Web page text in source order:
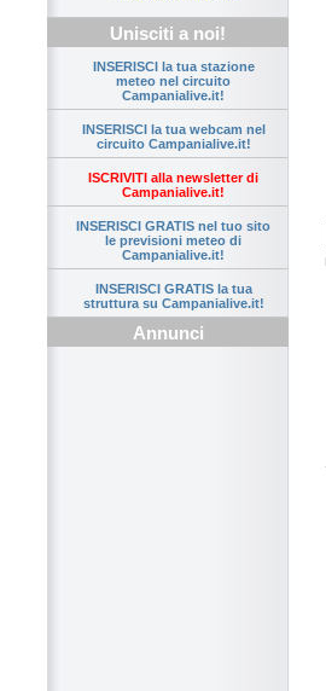
Unisciti a noi!
INSERISCI la tua stazione
meteo nel circuito
Campanialive.it!
INSERISCI la tua webcam nel
circuito Campanialive.it!
ISCRIVITI alla newsletter di
Campanialive.it!
INSERISCI GRATIS nel tuo sito
le previsioni meteo di
Campanialive.it!
INSERISCI GRATIS la tua
struttura su Campanialive.it!
Annunci